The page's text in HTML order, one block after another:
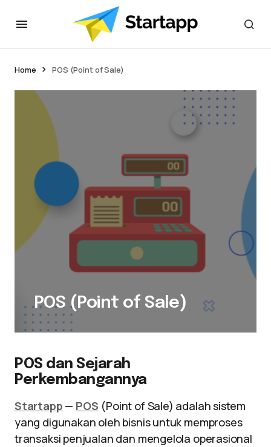
Home POS (Point of Sale)
POS (Point of Sale)
POS dan Sejarah
Perkembangannya
Startapp — POS (Point of Sale) adalah sistem
yang digunakan oleh bisnis untuk memproses
transaksi penjualan dan mengelola operasional